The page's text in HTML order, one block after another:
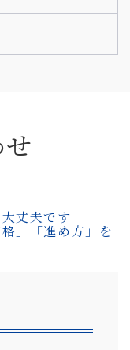
丈夫です
」「進め方」を